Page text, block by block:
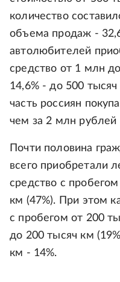
количество
объема продаж -
автолюбителей
средство от 1 млн
14,6% - до 500
часть россиян
чем за 2 млн рублей
Почти половина
всего приобретали
средство с
км (47%). При этом
с пробегом от 200
до 200 тысяч км
км - 14%.